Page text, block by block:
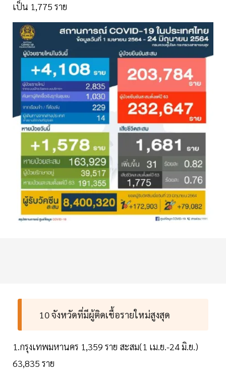
เป็น 1,775 ราย
10 จังหวัดที่มีผู้ติดเชื้อรายใหม่สูงสุด
1.กรุงเทพมหานคร 1,359 ราย สะสม(1 เม.ย.-24 มิ.ย.)
63,835 ราย